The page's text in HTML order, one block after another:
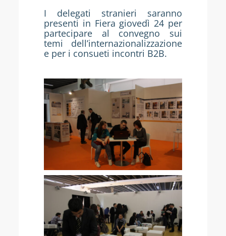
I delegati stranieri saranno
presenti in Fiera giovedì 24 per
partecipare al convegno sui
temi dell’internazionalizzazione
e per i consueti incontri B2B.